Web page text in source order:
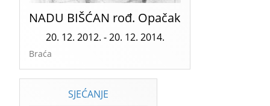
NADU BIŠĆAN rođ. Opačak
20. 12. 2012. - 20. 12. 2014.
Braća
SJEĆANJE